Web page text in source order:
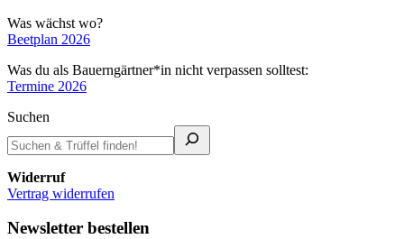
Was wächst wo?
Beetplan 2026
Was du als Bauerngärtner*in nicht verpassen solltest:
Termine 2026
Suchen
Widerruf
Vertrag widerrufen
Newsletter bestellen